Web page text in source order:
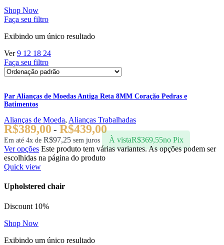
Shop Now
Faça seu filtro
Exibindo um único resultado
Ver9 12 18 24
Faça seu filtro
Par Alianças de Moedas Antiga Reta 8MM Coração Pedras e
Batimentos
Alianças de Moeda, Alianças Trabalhadas
R$389,00 - R$439,00
Em até 4x de R$97,25 sem juros À vistaR$369,55no Pix
Ver opções Este produto tem várias variantes. As opções podem ser
escolhidas na página do produto
Quick view
Upholstered chair
Discount 10%
Shop Now
Exibindo um único resultado